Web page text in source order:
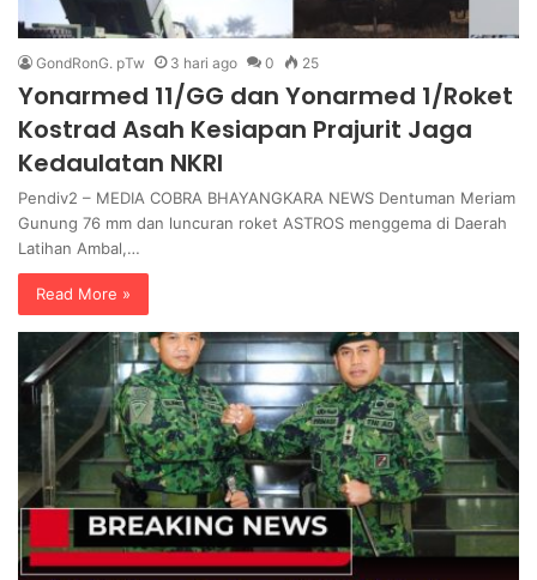
GondRonG. pTw 3 hari ago 0 25
Yonarmed 11/GG dan Yonarmed 1/Roket
Kostrad Asah Kesiapan Prajurit Jaga
Kedaulatan NKRI
Pendiv2 – MEDIA COBRA BHAYANGKARA NEWS Dentuman Meriam
Gunung 76 mm dan luncuran roket ASTROS menggema di Daerah
Latihan Ambal,…
Read More »